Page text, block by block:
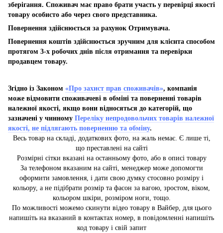
зберігання. Споживач має право брати участь у перевірці якості
товару особисто або через свого представника.
Повернення здійснюється за рахунок Отримувача.
Повернення коштів здійснюється зручним для клієнта способом
протягом 3-х робочих днів після отримання та перевірки
продавцем товару.
Згідно із Законом «Про захист прав споживачів», компанія
може відмовити споживачеві в обміні та поверненні товарів
належної якості, якщо вони відносяться до категорій, що
зазначені у чинному Переліку непродовольчих товарів належної
якості, не підлягають поверненню та обміну.
Весь товар на складі, додаткових фото, на жаль немає. Є лише ті,
що преставлені на сайті
Розмірні сітки вказані на останньому фото, або в описі товару
За телефоном вказаним на сайті, менеджер може допомогти
оформити замовлення, і дати свою думку стосовно розміру і
кольору, а не підібрати розмір та фасон за вагою, зростом, віком,
кольором шкіри, розміром ноги, тощо.
По можливості можемо скинути відео товару в Вайбер, для цього
напишіть на вказаний в контактах номер, в повідомленні напишіть
код товару і свій запит